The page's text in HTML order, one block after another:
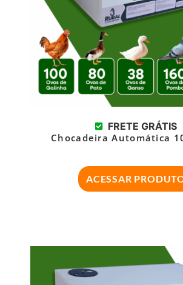
FRETE GRÁTIS
Chocadeira Automática
ACESSAR